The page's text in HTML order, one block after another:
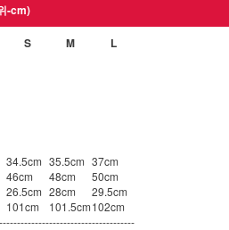
-cm)
S M L
34.5cm 35.5cm 37cm
46cm 48cm
50cm
26.5cm 28cm
29.5cm
101cm 101.5cm102cm
------------------------------------